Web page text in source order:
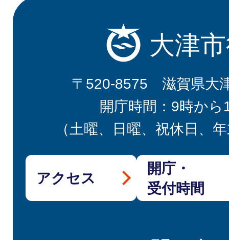
大津
〒520-8575 滋賀県大
開庁時間：9時から
（土曜、日曜、祝休日、
アクセス
開庁・
受付時間